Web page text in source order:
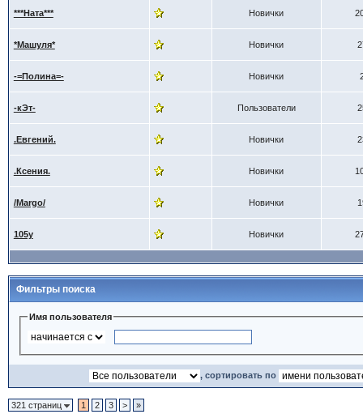
***Ната*** Новички
*Машуля* Новички
-=Полина=- Новички
-кЭт- Пользователи
.Евгений. Новички
.Ксения. Новички
/Margo/ Новички
105y Новички
Фильтры поиска
Имя пользователя
, сортировать по
321 страниц 1 2 3 > »